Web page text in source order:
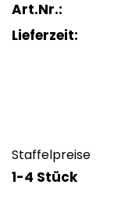
Art.Nr.:
Lieferzeit:
Staffelpreise
1-4 Stück